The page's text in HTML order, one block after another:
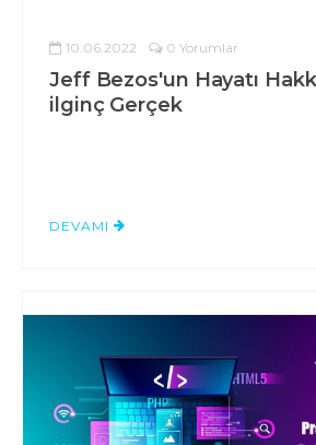
10.06.2022 0 Yorumlar
Jeff Bezos'un Hayatı
ilginç Gerçek
DEVAMI